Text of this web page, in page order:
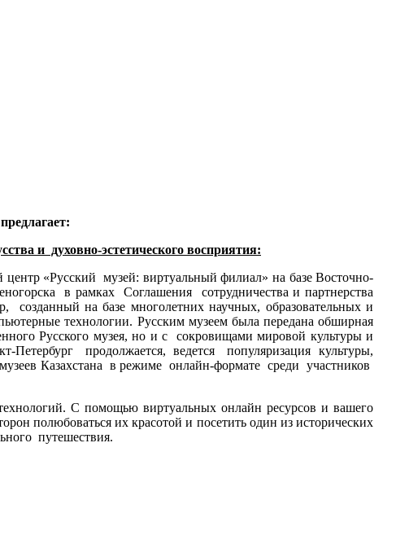
и духовно-эстетического восприятия:
«Русский музей: виртуальный филиал» на базе Восточно-
в рамках Соглашения сотрудничества и партнерства
созданный на базе многолетних научных, образовательных и
технологии. Русским музеем была передана обширная
Русского музея, но и с сокровищами мировой культуры и
Петербург продолжается, ведется популяризация культуры,
Казахстана в режиме онлайн-формате среди участников
С помощью виртуальных онлайн ресурсов и вашего
полюбоваться их красотой и посетить один из исторических
путешествия.